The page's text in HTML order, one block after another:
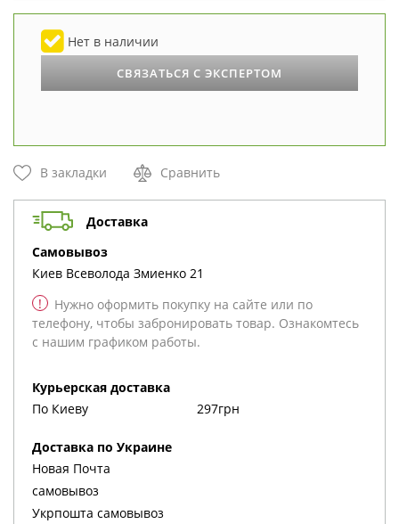
Нет в наличии
СВЯЗАТЬСЯ С ЭКСПЕРТОМ
В закладки Сравнить
Доставка
cамовывоз
Киев Всеволода Змиенко 21
!
Нужно оформить покупку на сайте или по
телефону, чтобы забронировать товар. Ознакомтесь
с нашим графиком работы.
Курьерская доставка
По Киеву
297грн
Доставка по Украине
Новая Почта
cамовывоз
Укрпошта cамовывоз